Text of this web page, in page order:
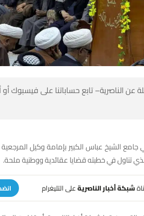
عن الناصرية– تابع حساباتنا على فيسبوك
الشيخ عباس الكبير بإمامة وكيل المرجعية
تناول في خطبته قضايا عقائدية ووطنية ملحة.
شبكة أخبار الناصريةعلى التليغرام